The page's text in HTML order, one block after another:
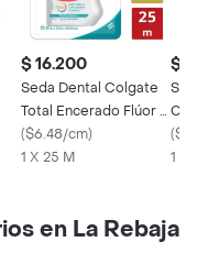
$ 16.200
Seda Dental Colgate
Total Encerado Flúor y
Menta 25 m
($6.48/cm)
1 X 25 M
$
(
1 X
en La Rebaja